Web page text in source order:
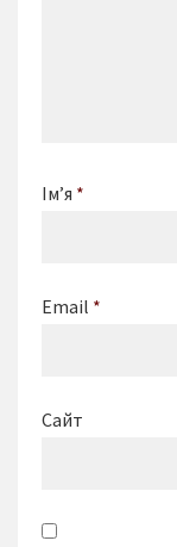
Ім’я *
Email *
Сайт